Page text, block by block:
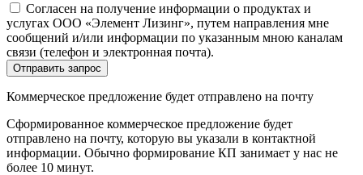
Согласен на получение информации о продуктах и
услугах ООО «Элемент Лизинг», путем направления мне
сообщений и/или информации по указанным мною каналам
связи (телефон и электронная почта).
Отправить запрос
Коммерческое предложение будет отправлено на почту
Сформированное коммерческое предложение будет
отправлено на почту, которую вы указали в контактной
информации. Обычно формирование КП занимает у нас не
более 10 минут.